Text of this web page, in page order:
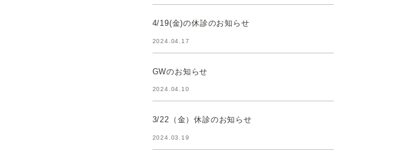
4/19(金)の休診のお知らせ
2024.04.17
GWのお知らせ
2024.04.10
3/22（金）休診のお知らせ
2024.03.19